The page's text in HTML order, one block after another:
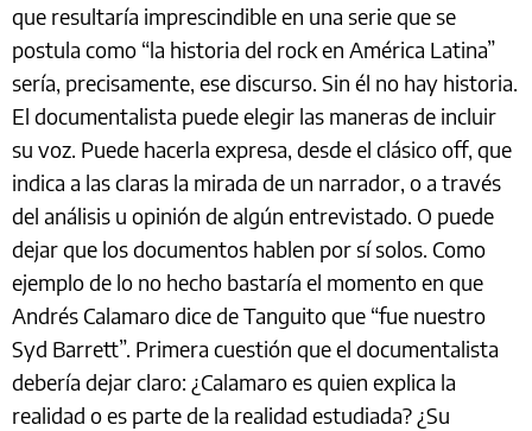
que resultaría imprescindible en una serie que se
postula como “la historia del rock en América Latina”
sería, precisamente, ese discurso. Sin él no hay historia.
El documentalista puede elegir las maneras de incluir
su voz. Puede hacerla expresa, desde el clásico off, que
indica a las claras la mirada de un narrador, o a través
del análisis u opinión de algún entrevistado. O puede
dejar que los documentos hablen por sí solos. Como
ejemplo de lo no hecho bastaría el momento en que
Andrés Calamaro dice de Tanguito que “fue nuestro
Syd Barrett”. Primera cuestión que el documentalista
debería dejar claro: ¿Calamaro es quien explica la
realidad o es parte de la realidad estudiada? ¿Su